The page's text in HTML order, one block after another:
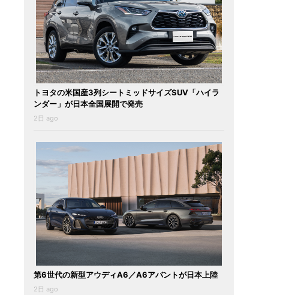
トヨタの米国産3列シートミッドサイズSUV「ハイラ
ンダー」が日本全国展開で発売
2日 ago
第6世代の新型アウディA6／A6アバントが日本上陸
2日 ago